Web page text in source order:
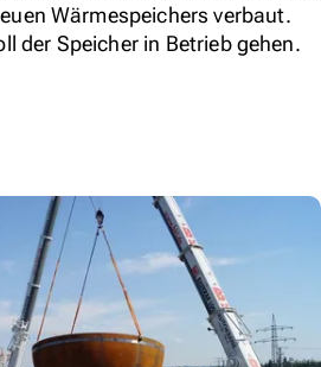
Wärmespeichers verbaut.
der Speicher in Betrieb gehen.